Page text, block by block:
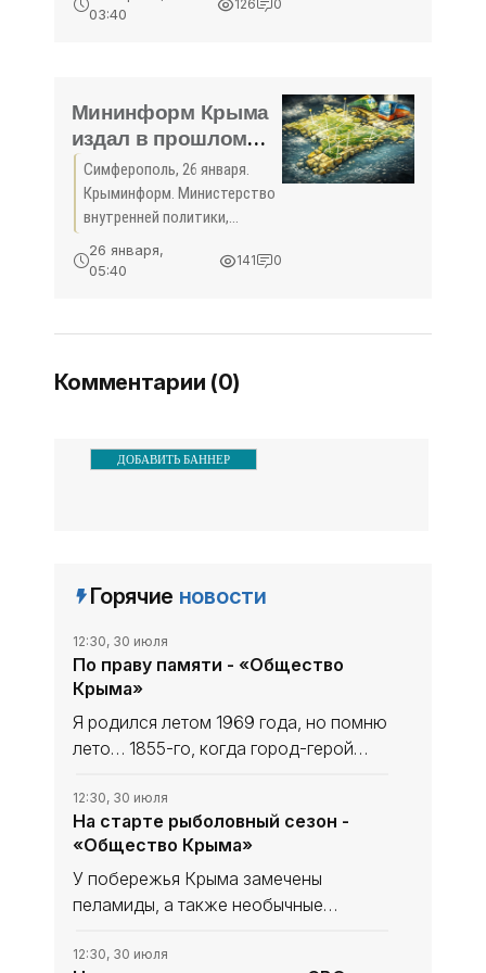
Diwan Awards.
03:40
126 0
Мининформ Крыма
издал в прошлом
году 18 книг -
«Общество Крыма»
Симферополь, 26 января.
Крыминформ. Министерство
внутренней политики,
информации и связи
Республики Крым в прошлом
наименований литературы
26 января,
05:40
141 0
Комментарии (0)
ДОБАВИТЬ БАННЕР
Горячие новости
12:30, 30 июля
По праву памяти - «Общество
Крыма»
Я родился летом 1969 года, но помню
лето… 1855-го, когда город-герой
героем уже тогда, пусть официально
ему присвоили это звание только в
1965-м) отражал атаки
12:30, 30 июля
На старте рыболовный сезон -
«Общество Крыма»
У побережья Крыма замечены
пеламиды, а также необычные
атлантического землероя (мармира).
12:30, 30 июля